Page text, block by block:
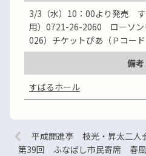
3/3（水）10：00より発売
用）0721-26-2060 ローソン
026）チケットぴあ（Ｐコー
備考
すばるホール
平成開進亭 枝光・昇太二人
第39回 ふなばし市民寄席 春